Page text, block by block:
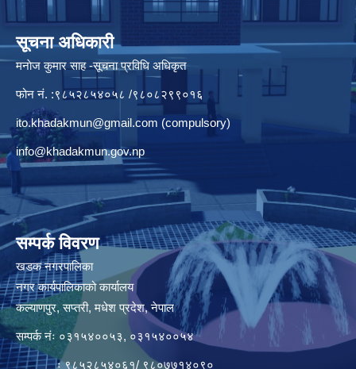
सूचना अधिकारी
मनाेज कुमार साह -सूचना प्रविधि अधिकृत
फोन नं. :९८५२८५४०५८ /९८०८२९९०१६
ito.khadakmun@gmail.com (compulsory)
info@khadakmun.gov.np
सम्पर्क विवरण
खडक नगरपालिका
नगर कार्यपालिकाको कार्यालय
कल्याणपुर, सप्तरी, मधेश प्रदेश, नेपाल
सम्पर्क नंः ०३१५४००५३, ०३१५४००५४
ः ९८५२८५४०६१/ ९८०७७१४०९०